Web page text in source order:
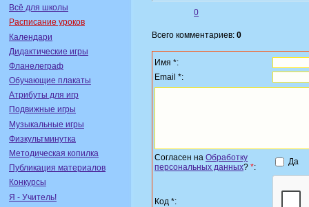
Всё для школы
Расписание уроков
Календари
Дидактические игры
Фланелеграф
Обучающие плакаты
Атрибуты для игр
Подвижные игры
Музыкальные игры
Физкультминутка
Методическая копилка
Публикация материалов
Конкурсы
Я - Учитель!
0
Всего комментариев: 0
Имя *:
Email *:
Согласен на Обработку
персональных данных? *:
Да
Код *: